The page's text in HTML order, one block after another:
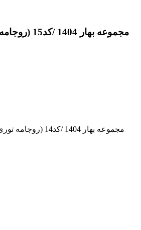
مجموعه بهار